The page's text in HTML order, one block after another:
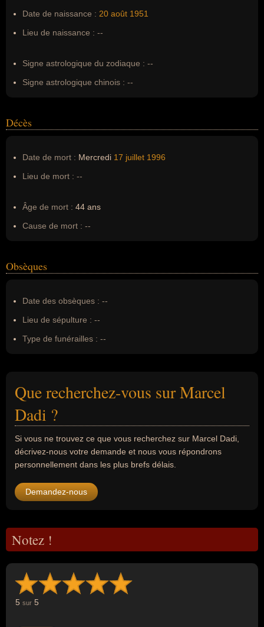
Date de naissance : 20 août 1951
Lieu de naissance : --
Signe astrologique du zodiaque : --
Signe astrologique chinois : --
Décès
Date de mort : Mercredi 17 juillet 1996
Lieu de mort : --
Âge de mort : 44 ans
Cause de mort : --
Obsèques
Date des obsèques : --
Lieu de sépulture : --
Type de funérailles : --
Que recherchez-vous sur Marcel
Dadi ?
Si vous ne trouvez ce que vous recherchez sur Marcel Dadi,
décrivez-nous votre demande et nous vous répondrons
personnellement dans les plus brefs délais.
Demandez-nous
Notez !
5 sur 5